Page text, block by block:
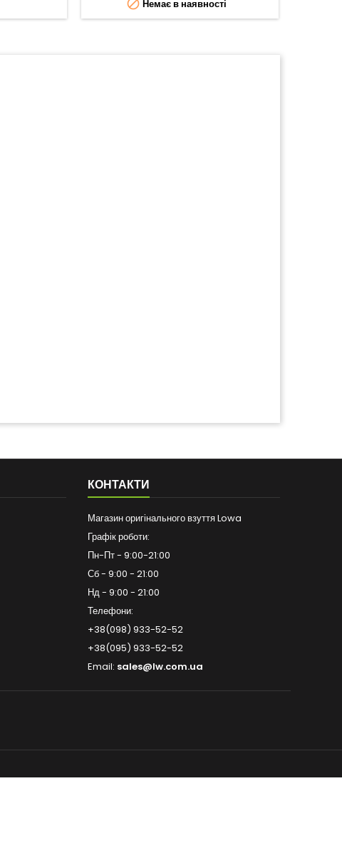
 Немає в наявності
КОНТАКТИ
Магазин оригінального взуття Lowa
Графік роботи:
Пн-Пт - 9:00-21:00
Сб - 9:00 - 21:00
Нд - 9:00 - 21:00
Телефони:
+38(098) 933-52-52
+38(095) 933-52-52
Email: sales@lw.com.ua